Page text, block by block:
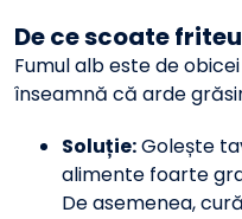
De ce scoate
Fumul alb este de
înseamnă că arde
Soluție:Golește
alimente foarte
De asemenea,